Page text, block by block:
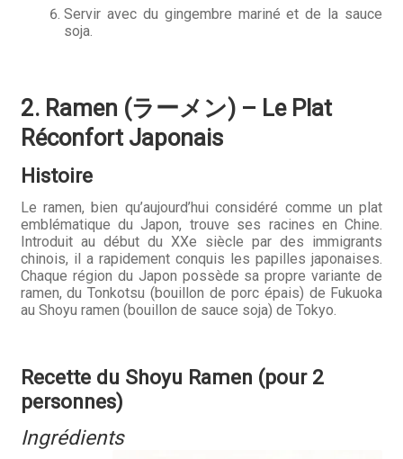
Servir avec du gingembre mariné et de la sauce
soja.
2. Ramen (ラーメン) – Le Plat
Réconfort Japonais
Histoire
Le ramen, bien qu’aujourd’hui considéré comme un plat
emblématique du Japon, trouve ses racines en Chine.
Introduit au début du XXe siècle par des immigrants
chinois, il a rapidement conquis les papilles japonaises.
Chaque région du Japon possède sa propre variante de
ramen, du Tonkotsu (bouillon de porc épais) de Fukuoka
au Shoyu ramen (bouillon de sauce soja) de Tokyo.
Recette du Shoyu Ramen (pour 2
personnes)
Ingrédients